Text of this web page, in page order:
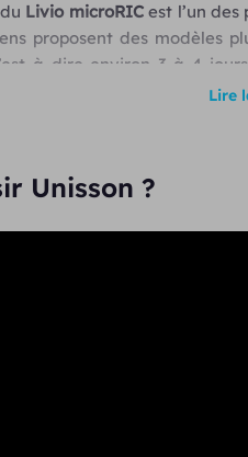
Livio microRICest l’un
proposent des modèles
à dire environ 3 à 4
en streaming, du
Lire
Unisson ?